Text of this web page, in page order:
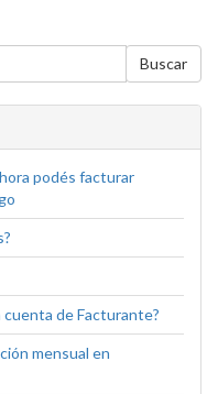
podés facturar
cuenta de Facturante?
mensual en